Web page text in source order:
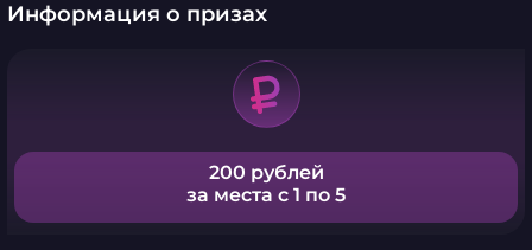
Информация о призах
200 рублей
за места с 1 по 5